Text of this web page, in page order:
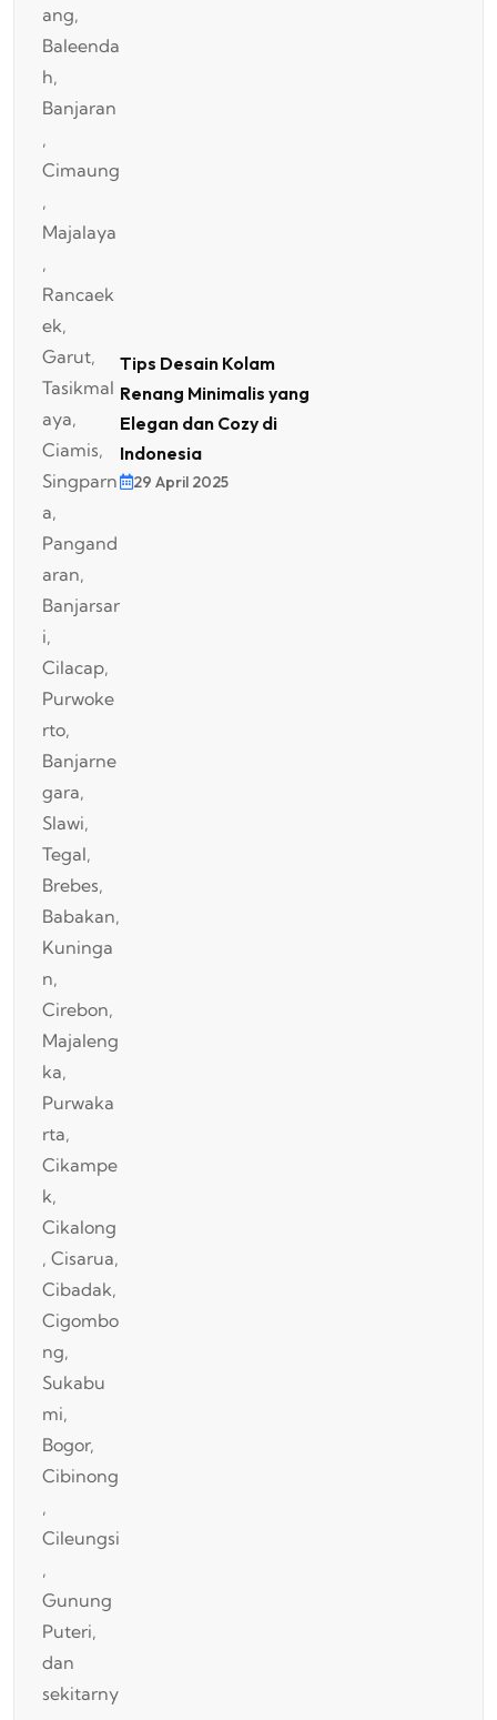
Tips Desain Kolam
Renang Minimalis yang
Elegan dan Cozy di
Indonesia
29 April 2025